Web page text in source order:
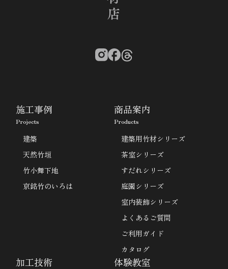
施工事例
Projects
建築
天然竹垣
竹小舞下地
京銘竹のいろは
商品案内
Products
建築用竹材シリーズ
茶室シリーズ
すだれシリーズ
庭園シリーズ
室内装飾シリーズ
よくあるご質問
ご利用ガイド
カタログ
加工技術 体験教室